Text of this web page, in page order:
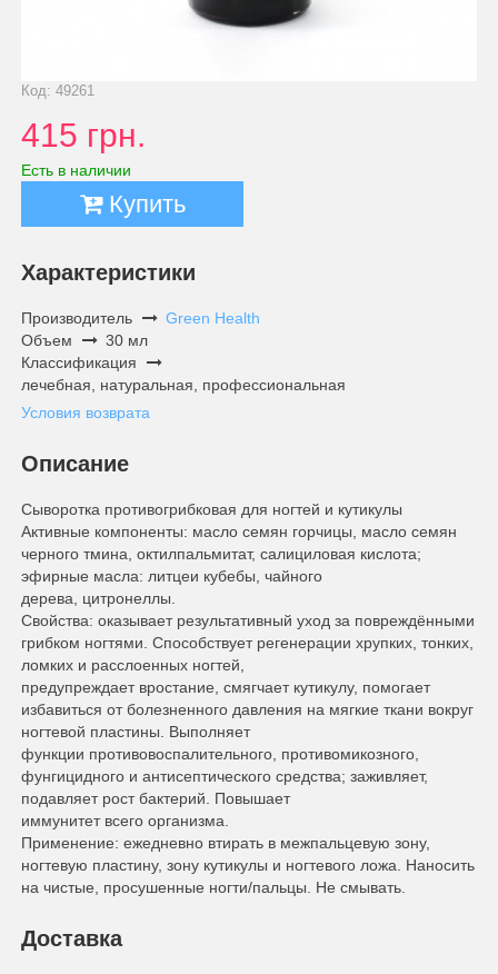
Код: 49261
415 грн.
Есть в наличии
Купить
Характеристики
Производитель
Green Health
Объем
30 мл
Классификация
лечебная, натуральная, профессиональная
Условия возврата
Описание
Сыворотка противогрибковая для ногтей и кутикулы
Активные компоненты: масло семян горчицы, масло семян
черного тмина, октилпальмитат, салициловая кислота;
эфирные масла: литцеи кубебы, чайного
дерева, цитронеллы.
Свойства: оказывает результативный уход за повреждёнными
грибком ногтями. Способствует регенерации хрупких, тонких,
ломких и расслоенных ногтей,
предупреждает вростание, смягчает кутикулу, помогает
избавиться от болезненного давления на мягкие ткани вокруг
ногтевой пластины. Выполняет
функции противовоспалительного, противомикозного,
фунгицидного и антисептического средства; заживляет,
подавляет рост бактерий. Повышает
иммунитет всего организма.
Применение: ежедневно втирать в межпальцевую зону,
ногтевую пластину, зону кутикулы и ногтевого ложа. Наносить
на чистые, просушенные ногти/пальцы. Не смывать.
Доставка